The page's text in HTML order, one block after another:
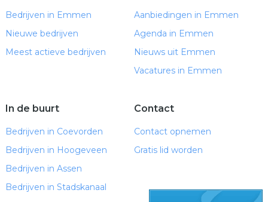
Bedrijven in Emmen
Nieuwe bedrijven
Meest actieve bedrijven
Aanbiedingen in Emmen
Agenda in Emmen
Nieuws uit Emmen
Vacatures in Emmen
In de buurt
Bedrijven in Coevorden
Bedrijven in Hoogeveen
Bedrijven in Assen
Bedrijven in Stadskanaal
Contact
Contact opnemen
Gratis lid worden